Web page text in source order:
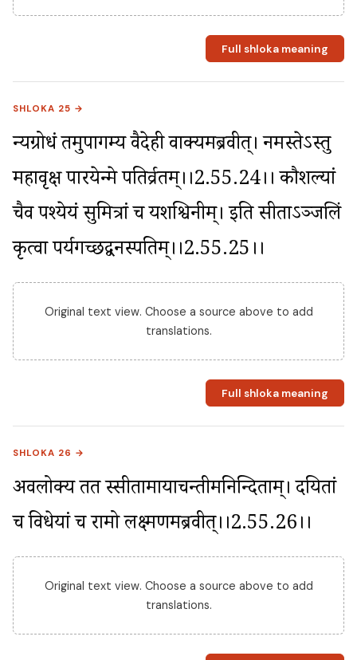
Full shloka meaning
SHLOKA 25 →
न्यग्रोधं तमुपागम्य वैदेही वाक्यमब्रवीत्। नमस्तेऽस्तु
महावृक्ष पारयेन्मे पतिर्व्रतम्।।2.55.24।। कौशल्यां
चैव पश्येयं सुमित्रां च यशश्विनीम्। इति सीताऽञ्जलिं
कृत्वा पर्यगच्छद्वनस्पतिम्।।2.55.25।।
Original text view. Choose a source above to add
translations.
Full shloka meaning
SHLOKA 26 →
अवलोक्य तत स्सीतामायाचन्तीमनिन्दिताम्। दयितां
च विधेयां च रामो लक्ष्मणमब्रवीत्।।2.55.26।।
Original text view. Choose a source above to add
translations.